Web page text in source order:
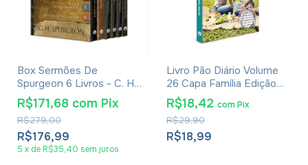
Box Sermões De
Spurgeon 6 Livros - C. H.
Spurgeon
R$176,99
R$279,00
R$171,68 com Pix
5 x de R$35,40 sem juros
Livro Pão Diário Volume
26 Capa Família Edição
Especial Letra Gigante
R$18,99
R$29,90
R$18,42 com Pix